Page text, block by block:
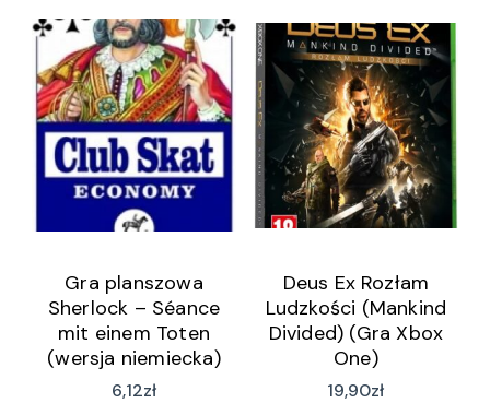
Gra planszowa
Sherlock – Séance
mit einem Toten
(wersja niemiecka)
(wersja niemiecka)
6,12zł
Deus Ex Rozłam
Ludzkości (Mankind
Divided) (Gra Xbox
One)
19,90zł